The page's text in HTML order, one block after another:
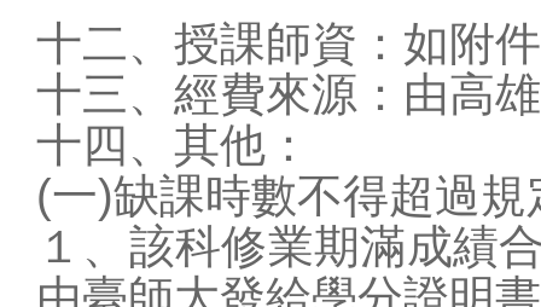
~
十二、授課師資：如附
十三、經費來源：由高
十四、其他：
(一)缺課時數不得超過
１、該科修業期滿成績